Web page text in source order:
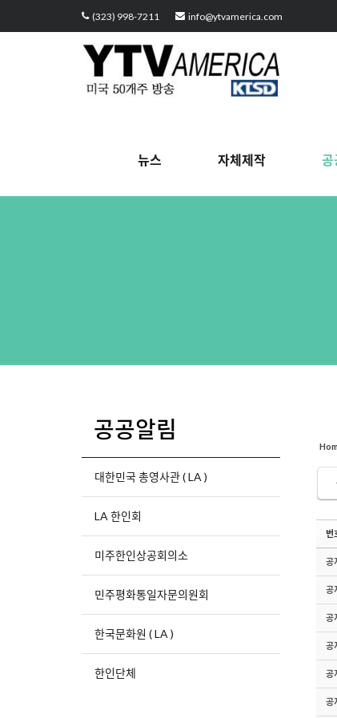
(323) 998-7211 info@ytvamerica.com
뉴스 자체제작 공
공공알림
대한민국 총영사관 ( LA )
LA 한인회
미주한인상공회의소
민주평화통일자문의원회
한국문화원 ( LA )
한인단체
번
공
공
공
공
공
공